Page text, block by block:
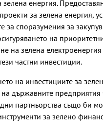
зелена енергия.
за зелена енергия,
за споразумения за
на
на зелена
частни инвестиции.
на инвестициите за
държавните предприятия
партньорства също би
за зелено